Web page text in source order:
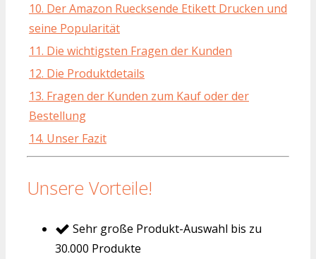
10. Der Amazon Ruecksende Etikett Drucken und
seine Popularität
11. Die wichtigsten Fragen der Kunden
12. Die Produktdetails
13. Fragen der Kunden zum Kauf oder der
Bestellung
14. Unser Fazit
Unsere Vorteile!
Sehr große Produkt-Auswahl bis zu
30.000 Produkte